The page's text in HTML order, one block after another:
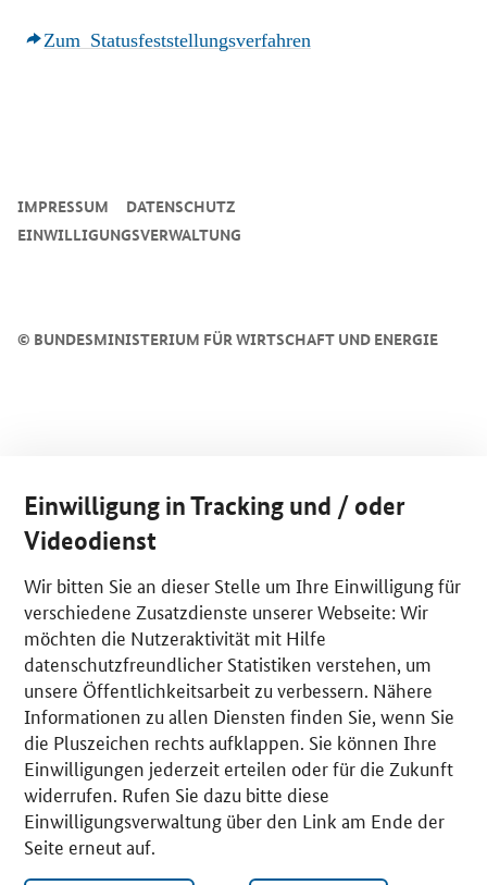
Zum Statusfeststellungsverfahren
© BUNDESMINISTERIUM FÜR WIRTSCHAFT UND ENERGIE
IMPRESSUM
DATENSCHUTZ
EINWILLIGUNGSVERWALTUNG
Einwilligung in Tracking und / oder
Videodienst
Wir bitten Sie an dieser Stelle um Ihre Einwilligung für
verschiedene Zusatzdienste unserer Webseite: Wir
möchten die Nutzeraktivität mit Hilfe
datenschutzfreundlicher Statistiken verstehen, um
unsere Öffentlichkeitsarbeit zu verbessern. Nähere
Informationen zu allen Diensten finden Sie, wenn Sie
die Pluszeichen rechts aufklappen. Sie können Ihre
Einwilligungen jederzeit erteilen oder für die Zukunft
widerrufen. Rufen Sie dazu bitte diese
Einwilligungsverwaltung über den Link am Ende der
Seite erneut auf.